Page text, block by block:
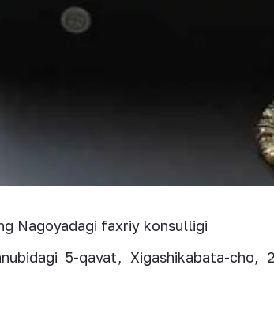
Nagoyadagi faxriy konsulligi
5-qavat, Xigashikabata-cho,